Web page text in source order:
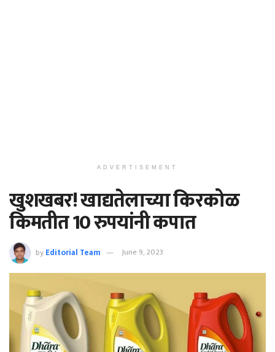
ADVERTISEMENT
खुशखबर! खाद्यतेलाच्या किरकोळ
किमतीत 10 रुपयांनी कपात
byEditorial Team June 9, 2023